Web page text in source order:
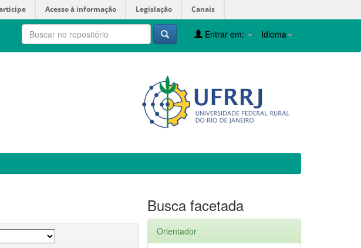
Acesso à informação Legislação Canais
Idioma
Entrar em:
Busca facetada
Orientador